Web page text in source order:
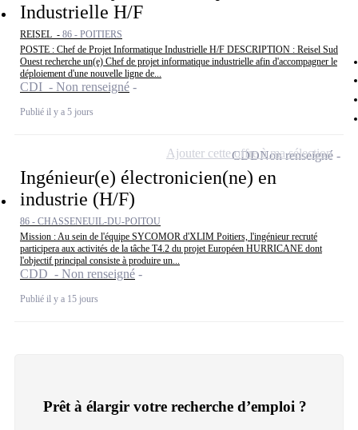
Industrielle H/F
REISEL - 86 - POITIERS
POSTE : Chef de Projet Informatique Industrielle H/F DESCRIPTION : Reisel Sud
Ouest recherche un(e) Chef de projet informatique industrielle afin d'accompagner le
déploiement d'une nouvelle ligne de...
CDI - Non renseigné
Publié il y a 5 jours
Ingénieur(e) électronicien(ne) en
industrie (H/F)
86 - CHASSENEUIL-DU-POITOU
Mission : Au sein de l'équipe SYCOMOR d'XLIM Poitiers, l'ingénieur recruté
participera aux activités de la tâche T4.2 du projet Européen HURRICANE dont
l'objectif principal consiste à produire un...
CDD - Non renseigné
Publié il y a 15 jours
CDDNon renseigné
Ajouter cette offre à ma sélection
Prêt à élargir votre recherche d’emploi ?